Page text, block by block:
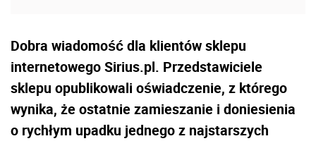
Dobra wiadomość dla klientów sklepu
internetowego Sirius.pl. Przedstawiciele
sklepu opublikowali oświadczenie, z którego
wynika, że ostatnie zamieszanie i doniesienia
o rychłym upadku jednego z najstarszych